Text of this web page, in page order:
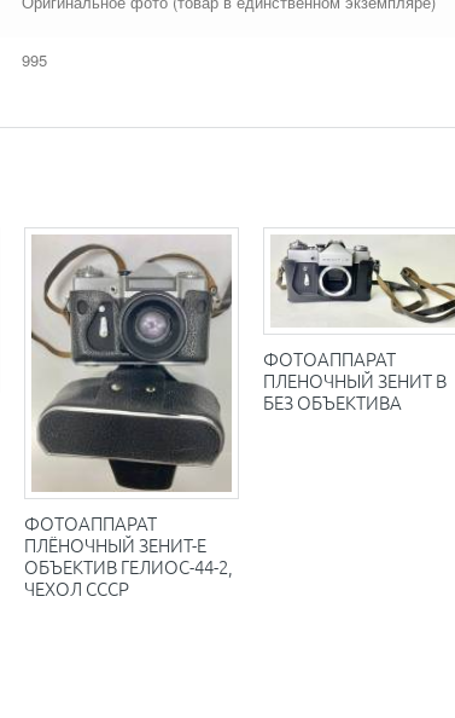
995
ФОТОАППАРАТ
ПЛЁНОЧНЫЙ ЗЕНИТ-Е
ОБЪЕКТИВ ГЕЛИОС-44-2,
ЧЕХОЛ СССР
ФОТОАППАРАТ
ПЛЕНОЧНЫЙ ЗЕНИТ В
БЕЗ ОБЪЕКТИВА